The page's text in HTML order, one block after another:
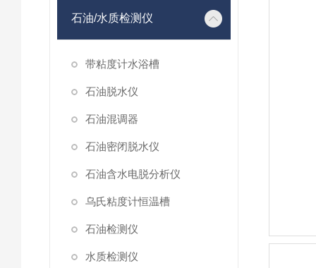
石油/水质检测仪
带粘度计水浴槽
石油脱水仪
石油混调器
石油密闭脱水仪
石油含水电脱分析仪
乌氏粘度计恒温槽
石油检测仪
水质检测仪